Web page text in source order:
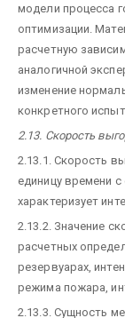
модели процесса
оптимизации.
расчетную
аналогичной
изменение
конкретного
2.13. Скорость
2.13.1. Скорость
единицу времени
характеризует
2.13.2. Значение
расчетных
резервуарах,
режима пожара,
2.13.3. Сущность